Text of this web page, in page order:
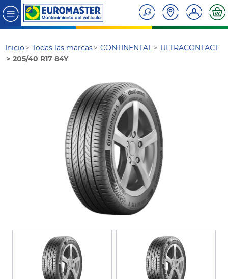
Inicio Todas las marcas CONTINENTAL
ULTRACONTACT
205/40 R17 84Y